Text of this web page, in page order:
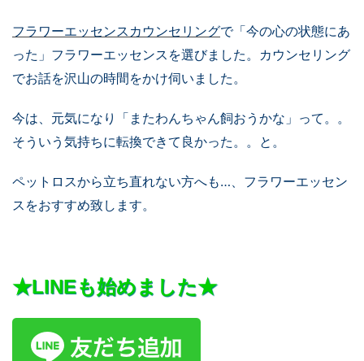
フラワーエッセンスカウンセリングで「今の心の状態にあ
った」フラワーエッセンスを選びました。 カウンセリング
でお話を沢山の時間をかけ伺いました。
今は、元気になり「またわんちゃん飼おうかな」って。。
そういう気持ちに転換できて良かった。。と。
ペットロスから立ち直れない方へも…、 フラワーエッセン
スをおすすめ致します。
★LINEも始めました★